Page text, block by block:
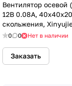
Вентилятор осевой
12В 0.08А,
скольжения,
0 0 Нет в наличии
Заказать